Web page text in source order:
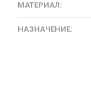
МАТЕРИАЛ:
НАЗНАЧЕНИЕ: